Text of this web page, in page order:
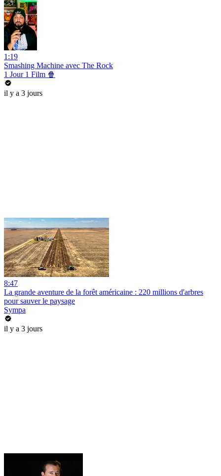
1:19
Smashing Machine avec The Rock
1 Jour 1 Film 🍿
il y a 3 jours
8:47
La grande aventure de la forêt américaine : 220 millions d'arbres
pour sauver le paysage
Sympa
il y a 3 jours